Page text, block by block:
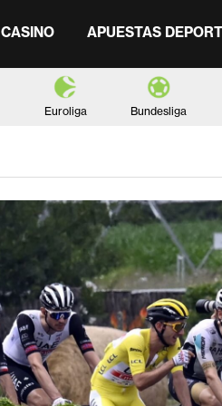
CASINO APUESTAS
Euroliga Bundesliga